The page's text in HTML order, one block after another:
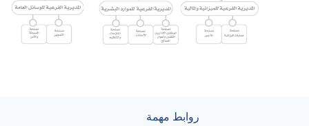
روابط مهمة